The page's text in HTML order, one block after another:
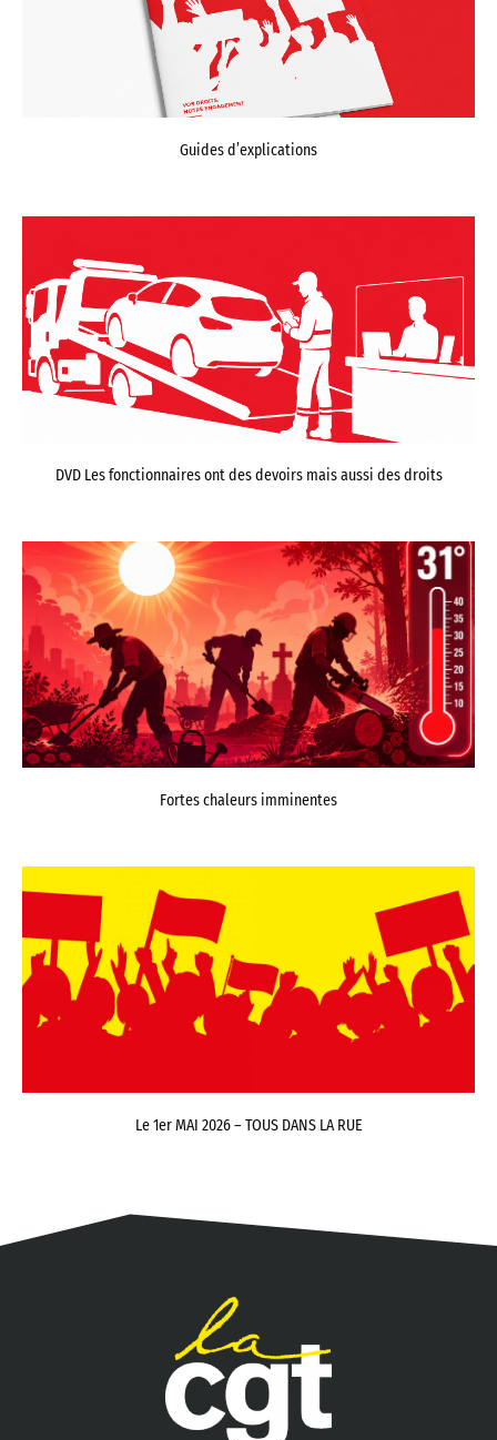
Guides d’explications
DVD Les fonctionnaires ont des devoirs mais aussi des droits
Fortes chaleurs imminentes
Le 1er MAI 2026 – TOUS DANS LA RUE